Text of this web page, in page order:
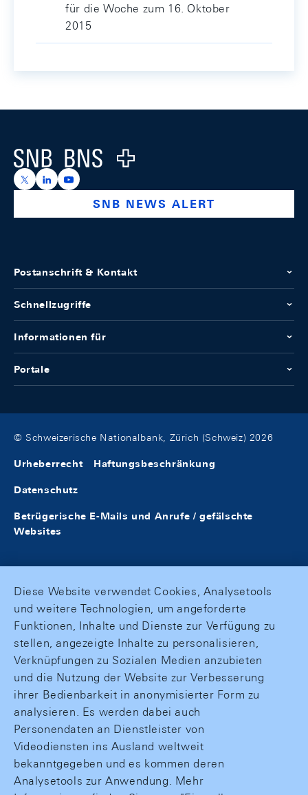
für die Woche zum 16. Oktober
2015
Logo
https://x.com/snb_bns
https://ch.linkedin.com/company/swiss-national-
https://www.youtube.com/@swissnationalbank
SNB NEWS ALERT
Postanschrift & Kontakt
Schnellzugriffe
Informationen für
Portale
© Schweizerische Nationalbank, Zürich (Schweiz) 2026
Urheberrecht Haftungsbeschränkung
Datenschutz
Betrügerische E-Mails und Anrufe / gefälschte
Websites
Diese Website verwendet Cookies, Analysetools
und weitere Technologien, um angeforderte
Funktionen, Inhalte und Dienste zur Verfügung zu
stellen, angezeigte Inhalte zu personalisieren,
Verknüpfungen zu Sozialen Medien anzubieten
und die Nutzung der Website zur Verbesserung
ihrer Bedienbarkeit in anonymisierter Form zu
analysieren. Es werden dabei auch
Personendaten an Dienstleister von
Videodiensten ins Ausland weltweit
bekanntgegeben und es kommen deren
Analysetools zur Anwendung. Mehr